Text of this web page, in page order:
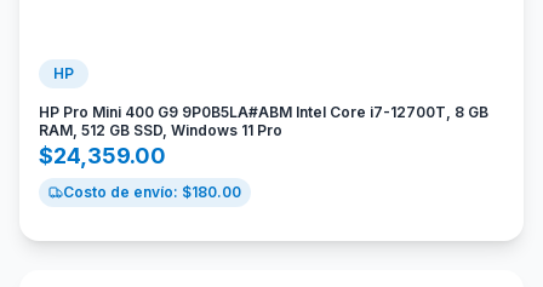
HP
HP Pro Mini 400 G9 9P0B5LA#ABM Intel Core i7-12700T, 8 GB
RAM, 512 GB SSD, Windows 11 Pro
$24,359.00
Costo de envío: $180.00